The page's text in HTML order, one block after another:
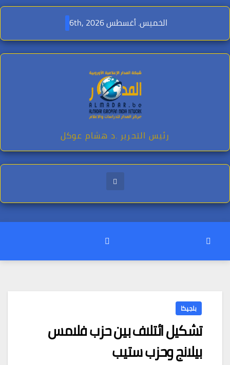
Skip
content
الخميس. أغسطس 6th, 2026
رئيس التحرير .د هشام عوكل
بلجيكا
تشكيل ائتلاف بين حزب فلامس
بيلانج وحزب ستيب